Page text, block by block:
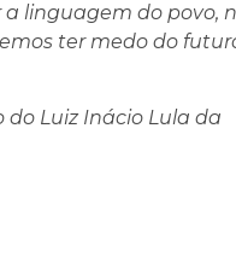
a linguagem do povo,
ter medo do
Luiz Inácio Lula da